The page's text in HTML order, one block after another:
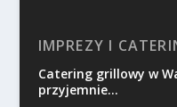
IMPREZY I
Catering grillowy w
przyjemnie…